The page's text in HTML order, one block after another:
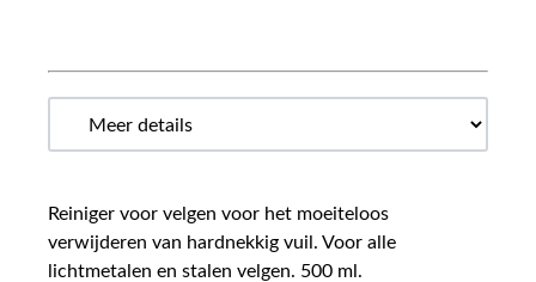
Reiniger voor velgen voor het moeiteloos
verwijderen van hardnekkig vuil. Voor alle
lichtmetalen en stalen velgen. 500 ml.